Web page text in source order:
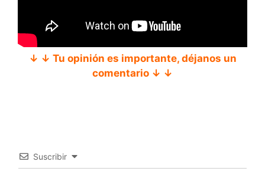
↓ ↓ Tu opinión es importante, déjanos un
comentario ↓ ↓
Suscribir